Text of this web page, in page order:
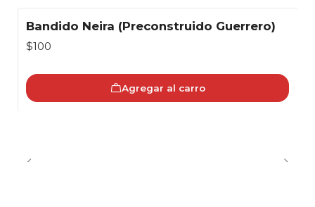
Bandido Neira (Preconstruido Guerrero)
$100
Agregar al carro